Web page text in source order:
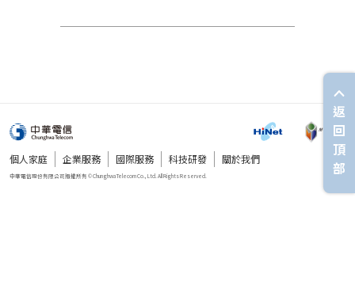
個人家庭 企業服務 國際服務 科技研發 關於我們
返
回
頂
部